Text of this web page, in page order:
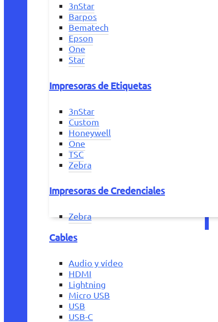
3nStar
Barpos
Bematech
Epson
One
Star
Impresoras de Etiquetas
3nStar
Custom
Honeywell
One
TSC
Zebra
Impresoras de Credenciales
Zebra
Cables
Audio y vídeo
HDMI
Lightning
Micro USB
USB
USB-C